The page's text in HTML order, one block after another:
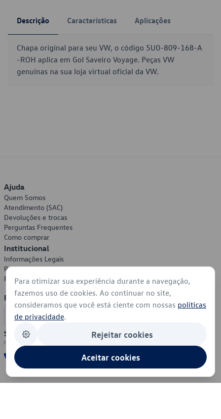
Descrição Características Aplicações
Chapa original para seu VW, o código 5U0-809-168-A
-ROH aplica em Gol Saveiro Voyage. Peças VW
genuínas na sua loja virtual oficial da VW.
Ajuda
Quem Somos
Atendimento (SAC)
Devoluções e trocas
Perguntas Frequentes
Como comprar
Institucional
Informações Legais
Política de Privacidade
Política de Cookies
Formas de Pagamento
Segurança
Para otimizar sua experiência durante a navegação,
fazemos uso de cookies. Ao continuar no site,
consideramos que você está ciente com nossas políticas
de privacidade.
Rejeitar cookies
Aceitar cookies